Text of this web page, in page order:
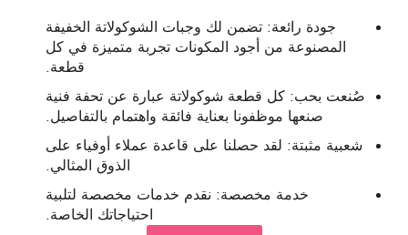
جودة رائعة: تضمن لك وجبات الشوكولاتة الخفيفة
المصنوعة من أجود المكونات تجربة متميزة في كل
قطعة.
صُنعت بحب: كل قطعة شوكولاتة عبارة عن تحفة فنية
صنعها موظفونا بعناية فائقة واهتمام بالتفاصيل.
شعبية مثبتة: لقد حصلنا على قاعدة عملاء أوفياء على
الذوق المثالي.
خدمة مخصصة: نقدم خدمات مخصصة لتلبية
احتياجاتك الخاصة.